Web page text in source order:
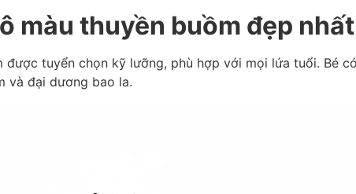
màu thuyền buồm đẹp
tuyển chọn kỹ lưỡng, phù hợp với mọi lứa tuổi. Bé
và đại dương bao la.